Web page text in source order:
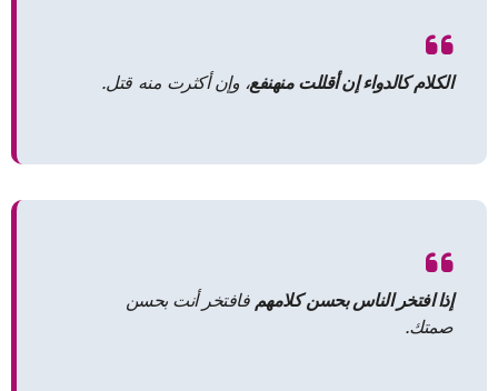
الكلام كالدواء إن أقللت منهنفع، وإن أكثرت منه قتل.
إذا افتخر الناس بحسن كلامهم فافتخر أنت بحسن
صمتك.